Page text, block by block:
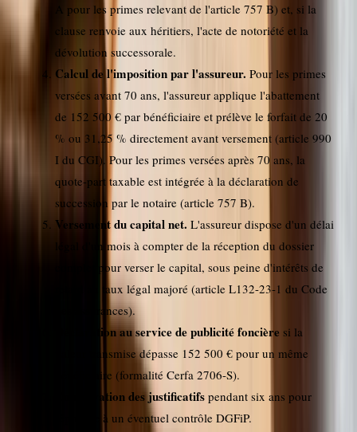
A pour les primes relevant de l'article 757 B) et, si la
clause renvoie aux héritiers, l'acte de notoriété et la
dévolution successorale.
Calcul de l'imposition par l'assureur. Pour les primes
versées avant 70 ans, l'assureur applique l'abattement
de 152 500 € par bénéficiaire et prélève le forfait de 20
% ou 31,25 % directement avant versement (article 990
I du CGI). Pour les primes versées après 70 ans, la
quote-part taxable est intégrée à la déclaration de
succession par le notaire (article 757 B).
Versement du capital net. L'assureur dispose d'un délai
légal d'un mois à compter de la réception du dossier
complet pour verser le capital, sous peine d'intérêts de
retard au taux légal majoré (article L132-23-1 du Code
des assurances).
Déclaration au service de publicité foncière si la
valeur transmise dépasse 152 500 € pour un même
bénéficiaire (formalité Cerfa 2706-S).
Conservation des justificatifs pendant six ans pour
répondre à un éventuel contrôle DGFiP.